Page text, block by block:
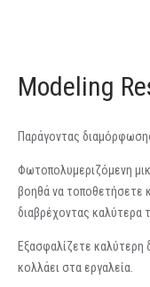
Modeling
Παράγοντας
Φωτοπολυµεριζόµενη
βοηθά να τοποθετήσετε
διαβρέχοντας καλύτερα
Εξασφαλίζετε καλύτερη
κολλάει στα εργαλεία.